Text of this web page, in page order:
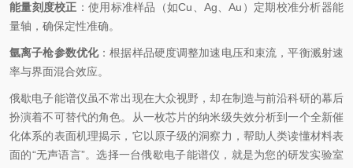
能量刻度校正 ：使用标准样品（如Cu、Ag、Au）定期校准分析器能
量轴，确保定性准确。
氩离子枪参数优化：根据样品硬度调整加速电压和束流，平衡溅射速
率与界面混合效应。
俄歇电子能谱仪虽不常出现在大众视野，却在制造与前沿科研的幕后
扮演着不可替代的角色。从一枚芯片的纳米级失效分析到一个全新催
化体系的表面机理揭示，它以原子级的洞察力，帮助人类读懂材料表
面的“无声语言”。选择一台俄歇电子能谱仪，就是为您的研发实验室